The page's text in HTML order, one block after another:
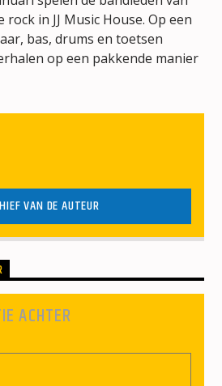
in JJ Music House. Op een
bas, drums en toetsen
op een pakkende manier
VAN DE AUTEUR
ACHTER